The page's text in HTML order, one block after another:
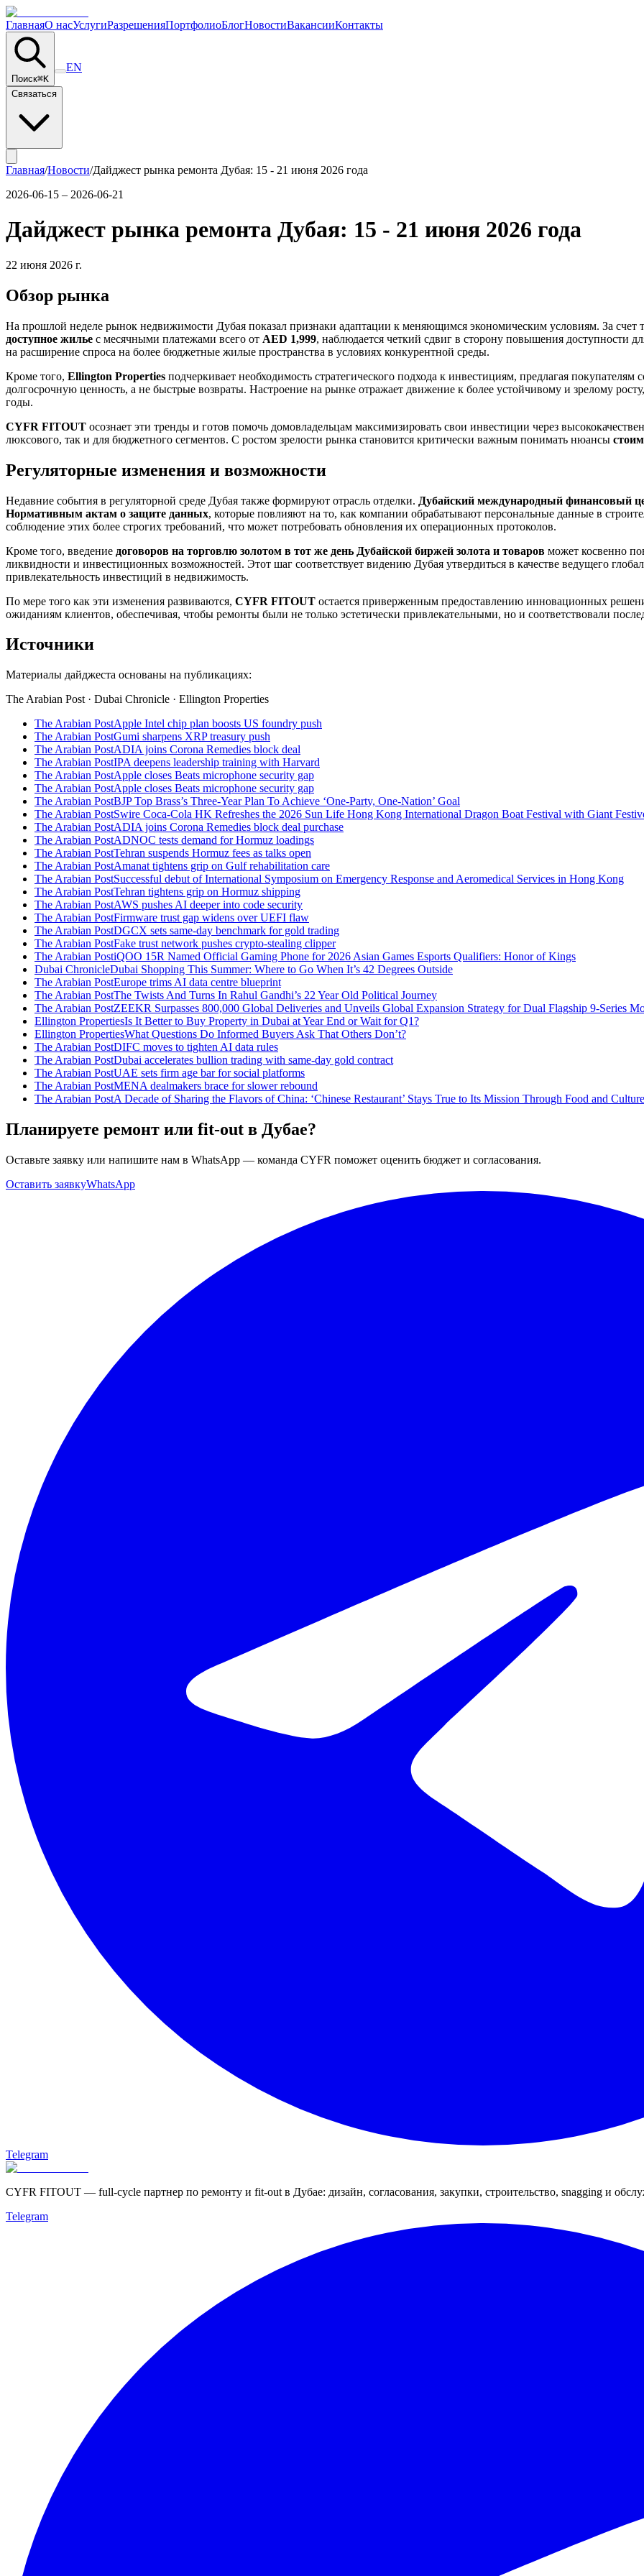
ГлавнаяО насУслугиРазрешенияПортфолиоБлогНовостиВакансииКонтакты
Поиск⌘K
EN
Связаться
Главная/Новости/Дайджест рынка ремонта Дубая: 15 - 21 июня 2026 года
2026-06-15 – 2026-06-21
Дайджест рынка ремонта Дубая: 15 - 21 июня 2026 года
22 июня 2026 г.
Обзор рынка
На прошлой неделе рынок недвижимости Дубая показал признаки адаптации к меняющимся экономическим условиям. За счет
доступное жилье с месячными платежами всего от AED 1,999, наблюдается четкий сдвиг в сторону повышения доступности
на расширение спроса на более бюджетные жилые пространства в условиях конкурентной среды.
Кроме того, Ellington Properties подчеркивает необходимость стратегического подхода к инвестициям, предлагая
долгосрочную ценность, а не быстрые возвраты. Настроение на рынке отражает движение к более устойчивому и зрелому
годы.
CYFR FITOUT осознает эти тренды и готов помочь домовладельцам максимизировать свои инвестиции через
люксового, так и для бюджетного сегментов. С ростом зрелости рынка становится критически важным понимать нюансы
Регуляторные изменения и возможности
Недавние события в регуляторной среде Дубая также формируют отрасль отделки. Дубайский международный финансовый
Нормативным актам о защите данных, которые повлияют на то, как компании обрабатывают персональные данные в
соблюдение этих более строгих требований, что может потребовать обновления их операционных протоколов.
Кроме того, введение договоров на торговлю золотом в тот же день Дубайской биржей золота и товаров может косвенно
ликвидности и инвестиционных возможностей. Этот шаг соответствует видению Дубая утвердиться в качестве ведущего
привлекательность инвестиций в недвижимость.
По мере того как эти изменения развиваются, CYFR FITOUT остается приверженным предоставлению инновационных
ожиданиям клиентов, обеспечивая, чтобы ремонты были не только эстетически привлекательными, но и соответствовали
Источники
Материалы дайджеста основаны на публикациях:
The Arabian Post · Dubai Chronicle · Ellington Properties
The Arabian PostApple Intel chip plan boosts US foundry push
The Arabian PostGumi sharpens XRP treasury push
The Arabian PostADIA joins Corona Remedies block deal
The Arabian PostIPA deepens leadership training with Harvard
The Arabian PostApple closes Beats microphone security gap
The Arabian PostApple closes Beats microphone security gap
The Arabian PostBJP Top Brass’s Three-Year Plan To Achieve ‘One-Party, One-Nation’ Goal
The Arabian PostSwire Coca-Cola HK Refreshes the 2026 Sun Life Hong Kong International Dragon Boat Festival with Giant
The Arabian PostADIA joins Corona Remedies block deal purchase
The Arabian PostADNOC tests demand for Hormuz loadings
The Arabian PostTehran suspends Hormuz fees as talks open
The Arabian PostAmanat tightens grip on Gulf rehabilitation care
The Arabian PostSuccessful debut of International Symposium on Emergency Response and Aeromedical Services in Hong Kong
The Arabian PostTehran tightens grip on Hormuz shipping
The Arabian PostAWS pushes AI deeper into code security
The Arabian PostFirmware trust gap widens over UEFI flaw
The Arabian PostDGCX sets same-day benchmark for gold trading
The Arabian PostFake trust network pushes crypto-stealing clipper
The Arabian PostiQOO 15R Named Official Gaming Phone for 2026 Asian Games Esports Qualifiers: Honor of Kings
Dubai ChronicleDubai Shopping This Summer: Where to Go When It’s 42 Degrees Outside
The Arabian PostEurope trims AI data centre blueprint
The Arabian PostThe Twists And Turns In Rahul Gandhi’s 22 Year Old Political Journey
The Arabian PostZEEKR Surpasses 800,000 Global Deliveries and Unveils Global Expansion Strategy for Dual Flagship 9-Series
Ellington PropertiesIs It Better to Buy Property in Dubai at Year End or Wait for Q1?
Ellington PropertiesWhat Questions Do Informed Buyers Ask That Others Don’t?
The Arabian PostDIFC moves to tighten AI data rules
The Arabian PostDubai accelerates bullion trading with same-day gold contract
The Arabian PostUAE sets firm age bar for social platforms
The Arabian PostMENA dealmakers brace for slower rebound
The Arabian PostA Decade of Sharing the Flavors of China: ‘Chinese Restaurant’ Stays True to Its Mission Through Food and Culture
Планируете ремонт или fit-out в Дубае?
Оставьте заявку или напишите нам в WhatsApp — команда CYFR поможет оценить бюджет и согласования.
Оставить заявкуWhatsApp
Telegram
CYFR FITOUT — full-cycle партнер по ремонту и fit-out в Дубае: дизайн, согласования, закупки, строительство, snagging и
Telegram